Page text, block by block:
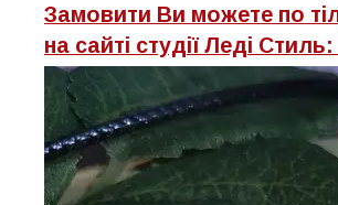
Замовити Ви можете по
на сайті студії Леді